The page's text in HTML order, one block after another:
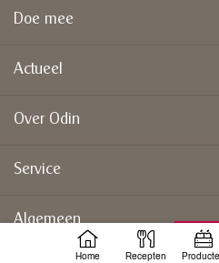
Doe mee
Actueel
Over Odin
Service
Algemeen
Home Recepten